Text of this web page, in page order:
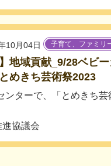
10月04日 子育て、ファミリ
】地域貢献_9/28ベビ
めきち芸術祭2023
ンターで、「とめきち
協議会